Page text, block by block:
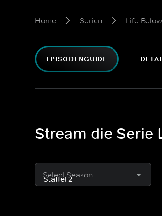
Home Serien Life
EPISODENGUIDE
Stream die Serie
Select Season